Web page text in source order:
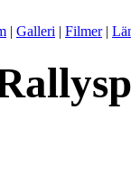
| Galleri | Filmer |